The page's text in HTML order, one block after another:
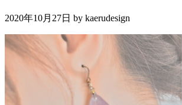
2020年10月27日 by kaerudesign